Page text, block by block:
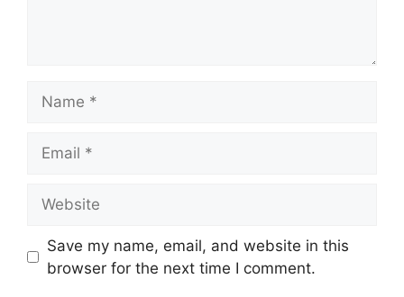
Save my name, email, and website in this
browser for the next time I comment.